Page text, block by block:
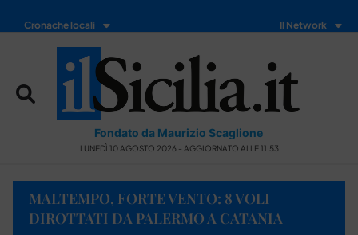
Cronache locali Il Network
Fondato da Maurizio Scaglione
LUNEDÌ 10 AGOSTO 2026 - AGGIORNATO ALLE 11:53
MALTEMPO, FORTE VENTO: 8 VOLI
DIROTTATI DA PALERMO A CATANIA